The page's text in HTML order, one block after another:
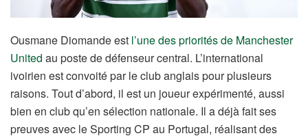
Ousmane Diomande est l’une des priorités de Manchester
United au poste de défenseur central. L’international
ivoirien est convoité par le club anglais pour plusieurs
raisons. Tout d’abord, il est un joueur expérimenté, aussi
bien en club qu’en sélection nationale. Il a déjà fait ses
preuves avec le Sporting CP au Portugal, réalisant des